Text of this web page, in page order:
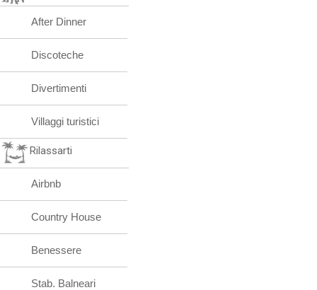
After Dinner
Discoteche
Divertimenti
Villaggi turistici
Rilassarti
Airbnb
Country House
Benessere
Stab. Balneari